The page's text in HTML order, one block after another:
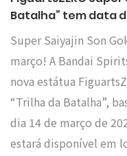
Batalha” tem data
Super Saiyajin Son
março! A Bandai
nova estátua
“Trilha da Batalha”,
dia 14 de março de
estará disponível em